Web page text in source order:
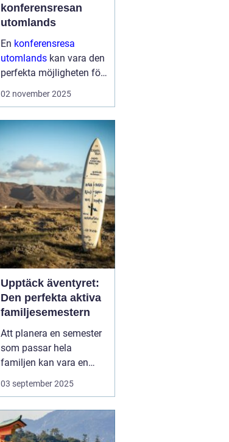
konferensresan
utomlands
En konferensresa
utomlands kan vara den
perfekta möjligheten för
företag och
nya affärsmöjligheter
och kombinera arbete
med nöje ...
02 november 2025
Upptäck äventyret:
Den perfekta aktiva
familjesemestern
Att planera en semester
som passar hela
familjen kan vara en
utmaning, men en
familjesemester
till vuxna. En semester
fylld med aktiviteter...
03 september 2025